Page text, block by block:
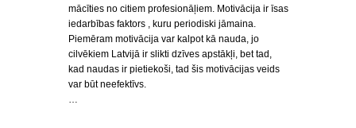
mācīties no citiem profesionāļiem. Motivācija ir īsas
iedarbības faktors , kuru periodiski jāmaina.
Piemēram motivācija var kalpot kā nauda, jo
cilvēkiem Latvijā ir slikti dzīves apstākļi, bet tad,
kad naudas ir pietiekoši, tad šis motivācijas veids
var būt neefektīvs.
…